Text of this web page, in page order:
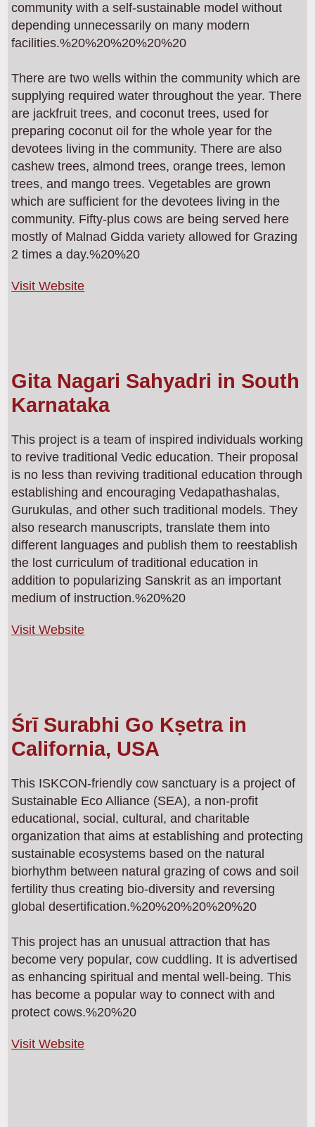
community with a self-sustainable model without
depending unnecessarily on many modern
facilities.%20%20%20%20%20
There are two wells within the community which are
supplying required water throughout the year. There
are jackfruit trees, and coconut trees, used for
preparing coconut oil for the whole year for the
devotees living in the community. There are also
cashew trees, almond trees, orange trees, lemon
trees, and mango trees. Vegetables are grown
which are sufficient for the devotees living in the
community. Fifty-plus cows are being served here
mostly of Malnad Gidda variety allowed for Grazing
2 times a day.%20%20
Visit Website
Gita Nagari Sahyadri in South
Karnataka
This project is a team of inspired individuals working
to revive traditional Vedic education. Their proposal
is no less than reviving traditional education through
establishing and encouraging Vedapathashalas,
Gurukulas, and other such traditional models. They
also research manuscripts, translate them into
different languages and publish them to reestablish
the lost curriculum of traditional education in
addition to popularizing Sanskrit as an important
medium of instruction.%20%20
Visit Website
Śrī Surabhi Go Kṣetra in
California, USA
This ISKCON-friendly cow sanctuary is a project of
Sustainable Eco Alliance (SEA), a non-profit
educational, social, cultural, and charitable
organization that aims at establishing and protecting
sustainable ecosystems based on the natural
biorhythm between natural grazing of cows and soil
fertility thus creating bio-diversity and reversing
global desertification.%20%20%20%20%20
This project has an unusual attraction that has
become very popular, cow cuddling. It is advertised
as enhancing spiritual and mental well-being. This
has become a popular way to connect with and
protect cows.%20%20
Visit Website